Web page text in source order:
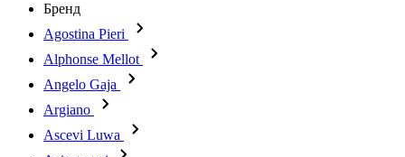
Бренд
Agostina Pieri
Alphonse Mellot
Angelo Gaja
Argiano
Ascevi Luwa